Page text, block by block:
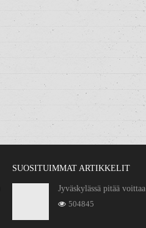
SUOSITUIMMAT ARTIKKELIT
Jyväskylässä pitää voittaa
504845